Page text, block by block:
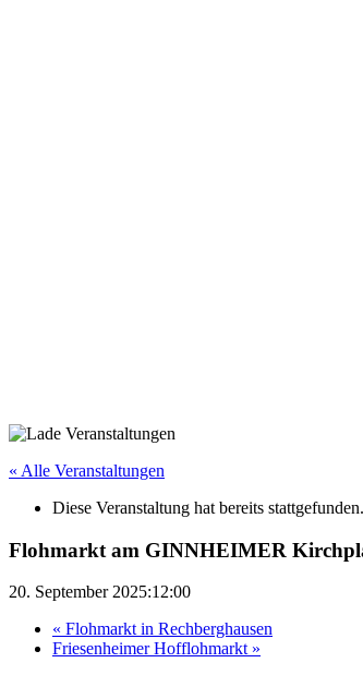
« Alle Veranstaltungen
Diese Veranstaltung hat bereits stattgefunden.
Flohmarkt am GINNHEIMER
20. September 2025:12:00
« Flohmarkt in Rechberghausen
Friesenheimer Hofflohmarkt »